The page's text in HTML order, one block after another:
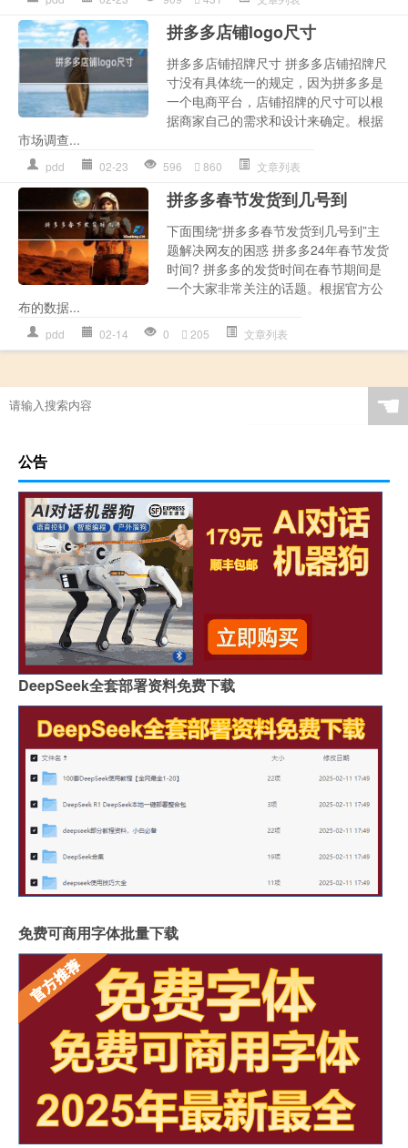
拼多多店铺logo尺寸
拼多多店铺招牌尺寸 拼多多店铺招牌尺
寸没有具体统一的规定，因为拼多多是
一个电商平台，店铺招牌的尺寸可以根
据商家自己的需求和设计来确定。根据
市场调查...
pdd 02-23 596 860 文章列表
拼多多春节发货到几号到
下面围绕“拼多多春节发货到几号到”主
题解决网友的困惑 拼多多24年春节发货
时间? 拼多多的发货时间在春节期间是
一个大家非常关注的话题。根据官方公
布的数据...
pdd 02-14 0 205 文章列表
☚
公告
DeepSeek全套部署资料免费下载
免费可商用字体批量下载